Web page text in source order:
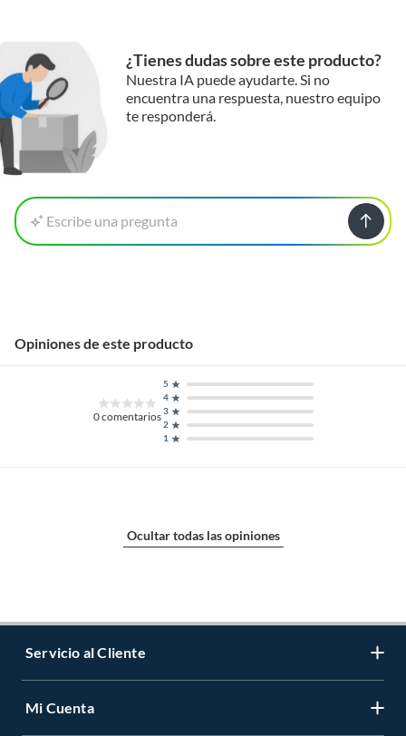
¿Tienes dudas sobre este producto?
Nuestra IA puede ayudarte. Si no
encuentra una respuesta, nuestro equipo
te responderá.
Escribe una pregunta
Opiniones de este producto
0comentarios
1
2
3
4
5
Ocultar todas las opiniones
Servicio al Cliente
Contáctanos
Mi Cuenta